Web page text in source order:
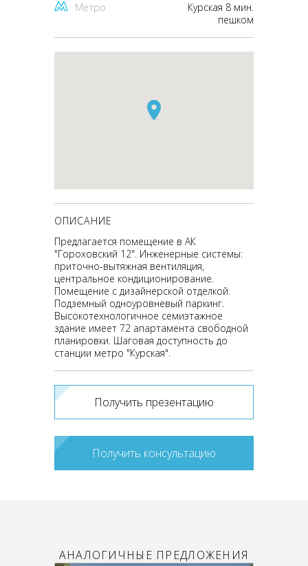
Метро
Курская 8 мин.
пешком
ОПИСАНИЕ
Предлагается помещение в АК
"Гороховский 12". Инженерные системы:
приточно-вытяжная вентиляция,
центральное кондиционирование.
Помещение с дизайнерской отделкой.
Подземный одноуровневый паркинг.
Высокотехнологичное семиэтажное
здание имеет 72 апартамента свободной
планировки. Шаговая доступность до
станции метро "Курская".
Получить презентацию
Получить консультацию
АНАЛОГИЧНЫЕ ПРЕДЛОЖЕНИЯ